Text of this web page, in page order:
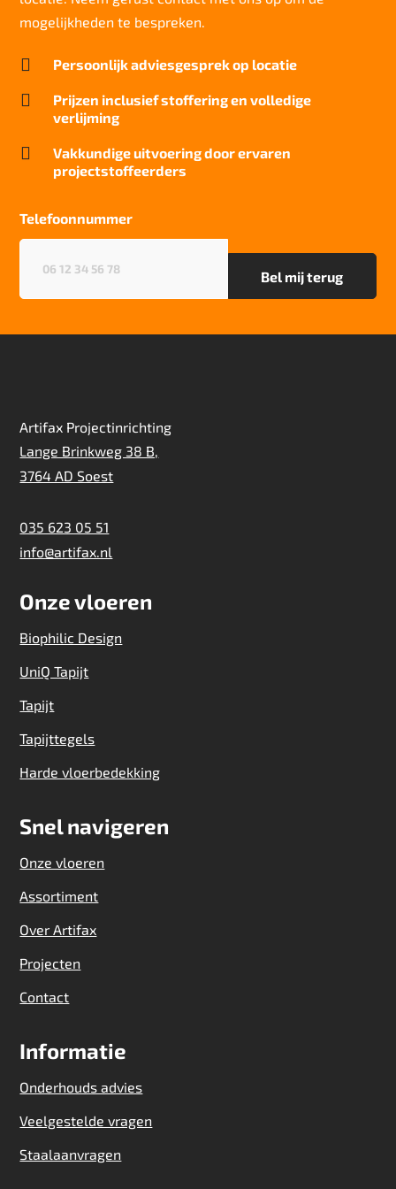
mogelijkheden te bespreken.
 Persoonlijk adviesgesprek op locatie

Prijzen inclusief stoffering en volledige
verlijming

Vakkundige uitvoering door ervaren
projectstoffeerders
Telefoonnummer
Artifax Projectinrichting
Lange Brinkweg 38 B,
3764 AD Soest
035 623 05 51
info@artifax.nl
Onze vloeren
Biophilic Design
UniQ Tapijt
Tapijt
Tapijttegels
Harde vloerbedekking
Snel navigeren
Onze vloeren
Assortiment
Over Artifax
Projecten
Contact
Informatie
Onderhouds advies
Veelgestelde vragen
Staalaanvragen